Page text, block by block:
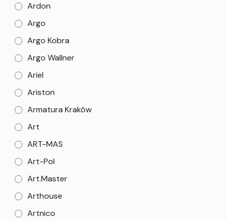
Ardon
Argo
Argo Kobra
Argo Wallner
Ariel
Ariston
Armatura Kraków
Art
ART-MAS
Art-Pol
Art.Master
Arthouse
Artnico